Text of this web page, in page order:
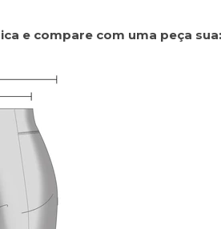
e compare com uma peça